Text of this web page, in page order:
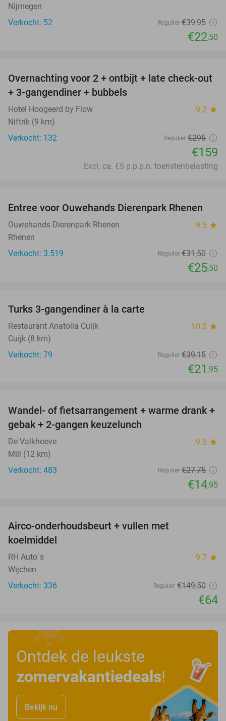
Nijmegen
Verkocht: 52
Regulier €39,95
€22,50
46%
Overnachting voor 2 + ontbijt + late check-out
+ 3-gangendiner + bubbels
Hotel Hoogeerd by Flow 9.2 star
Niftrik (9 km)
Verkocht: 132
Regulier €295
€159
Excl. ca. €5 p.p.p.n. toeristenbelasting
19%
Entree voor Ouwehands Dierenpark Rhenen
Ouwehands Dierenpark Rhenen 9.5 star
Rhenen
Verkocht: 3.519
Regulier €31,50
€25,50
Turks 3-gangendiner à la carte
Restaurant Anatolia Cuijk 10.0 star
Cuijk (8 km)
Verkocht: 79
Regulier €39,15
€21 ,95
46%
Wandel- of fietsarrangement + warme drank +
gebak + 2-gangen keuzelunch
De Valkhoeve 9.5 star
Mill (12 km)
Verkocht: 483
Regulier €27,75
€14,95
Airco-onderhoudsbeurt + vullen met
koelmiddel
RH Auto´s 9.7 star
Wijchen
Verkocht: 336
Regulier €149,50
€64
Ontdek de leukste
zomervakantiedeals!
Bekijk nu